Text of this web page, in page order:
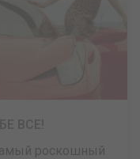
роскошный